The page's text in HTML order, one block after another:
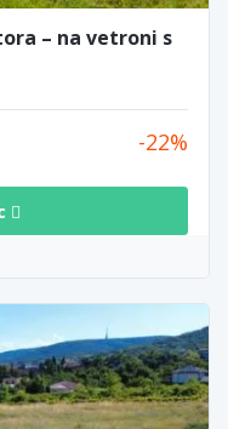
– na vetroni s
22